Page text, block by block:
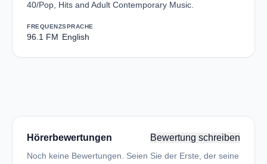
40/Pop, Hits and Adult Contemporary Music.
FREQUENZ
96.1 FM
SPRACHE
English
Hörerbewertungen Bewertung schreiben
Noch keine Bewertungen. Seien Sie der Erste, der seine